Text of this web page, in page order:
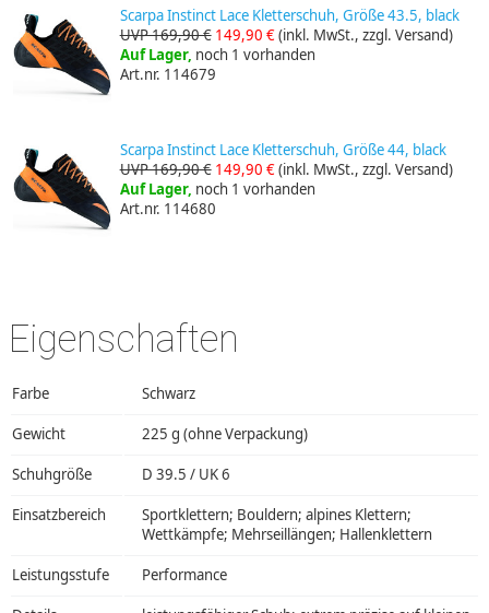
Scarpa Instinct Lace Kletterschuh, Größe 43.5, black
UVP 169,90 € 149,90 €(inkl. MwSt., zzgl. Versand)
Auf Lager, noch 1 vorhanden
Art.nr. 114679
Scarpa Instinct Lace Kletterschuh, Größe 44, black
UVP 169,90 € 149,90 €(inkl. MwSt., zzgl. Versand)
Auf Lager, noch 1 vorhanden
Art.nr. 114680
Eigenschaften
Farbe Schwarz
Gewicht 225 g (ohne Verpackung)
Schuhgröße D 39.5 / UK 6
Einsatzbereich
Sportklettern; Bouldern; alpines Klettern;
Wettkämpfe; Mehrseillängen; Hallenklettern
Leistungsstufe Performance